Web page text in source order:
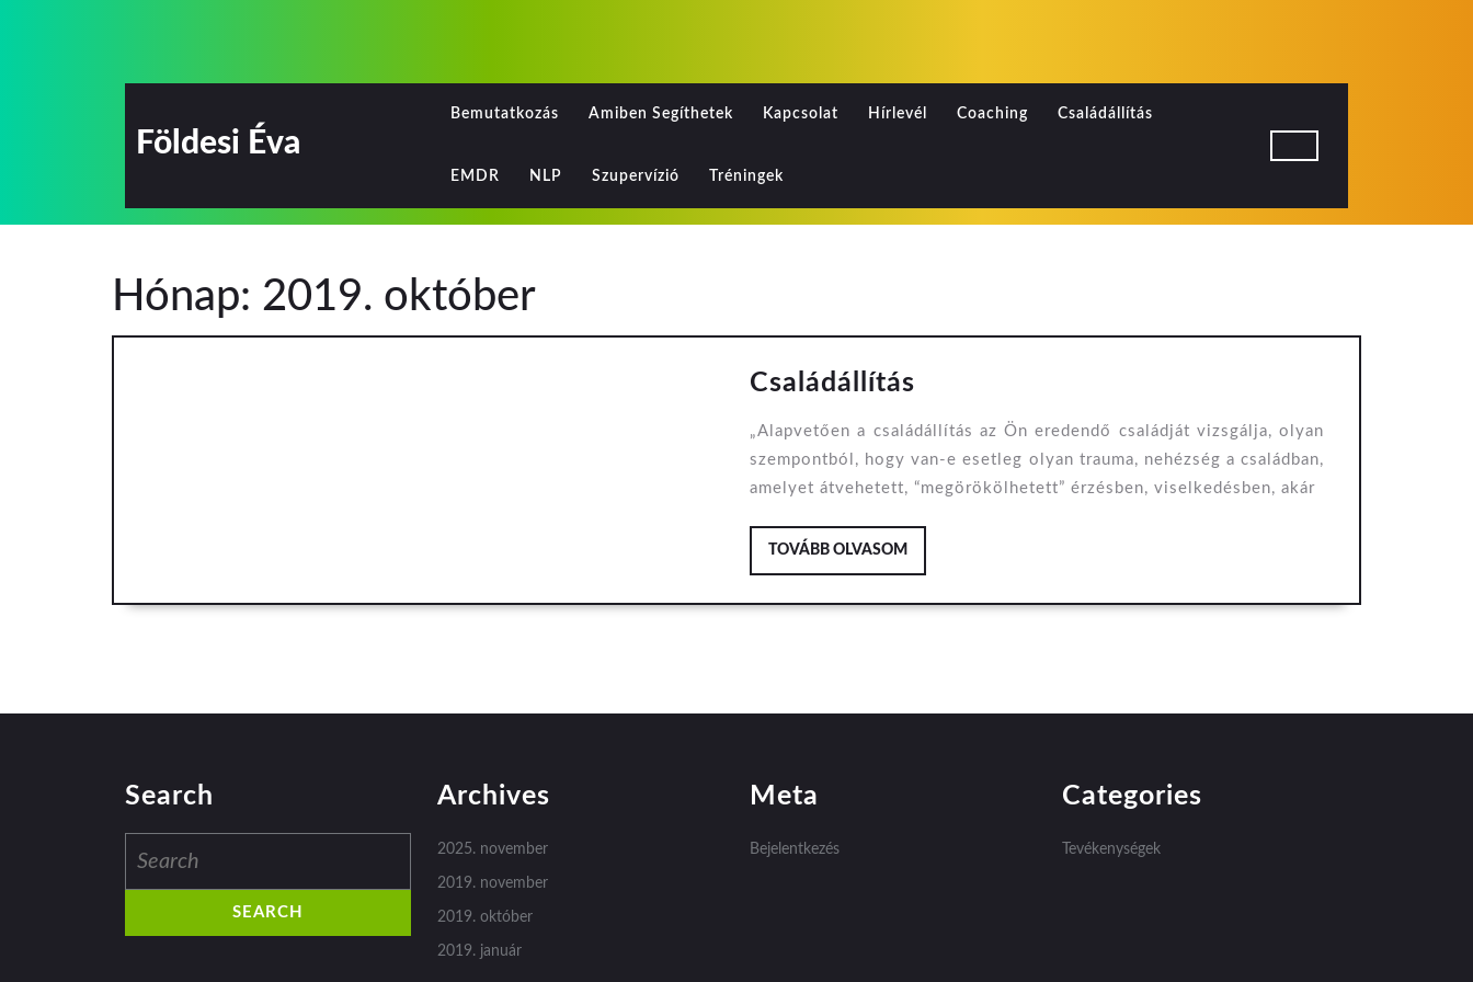
Földesi Éva
Bemutatkozás Amiben Segíthetek Kapcsolat Hírlevél Coaching Családállítás
EMDR NLP Szupervízió Tréningek
Hónap: 2019. október
Családállítás
„Alapvetően a családállítás az Ön eredendő családját vizsgálja, olyan
szempontból, hogy van-e esetleg olyan trauma, nehézség a családban,
amelyet átvehetett, “megörökölhetett” érzésben, viselkedésben, akár
TOVÁBB OLVASOM
OLVASOM
Search
for:
Archives
2025. november
2019. november
2019. október
2019. január
Meta
Bejelentkezés
Categories
Tevékenységek